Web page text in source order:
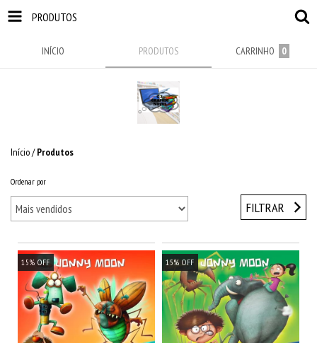
PRODUTOS
INÍCIO PRODUTOS CARRINHO 0
Início/ Produtos
Ordenar por
FILTRAR
15% OFF 15% OFF